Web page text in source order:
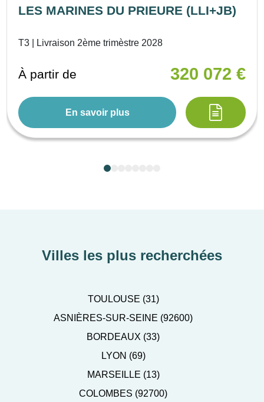
LES MARINES DU PRIEURE (LLI+JB)
T3 | Livraison 2ème trimèstre 2028
À partir de 320 072 €
En savoir plus
Villes les plus recherchées
TOULOUSE (31)
ASNIÈRES-SUR-SEINE (92600)
BORDEAUX (33)
LYON (69)
MARSEILLE (13)
COLOMBES (92700)